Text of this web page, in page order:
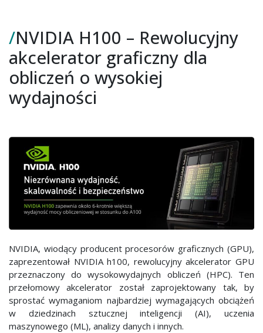
–
Rewolucyjny
akcelerator
graficzny
dla
obliczeń
/NVIDIA H100 – Rewolucyjny
akcelerator graficzny dla
obliczeń o wysokiej
wydajności
NVIDIA, wiodący producent procesorów graficznych (GPU),
zaprezentował NVIDIA h100, rewolucyjny akcelerator GPU
przeznaczony do wysokowydajnych obliczeń (HPC). Ten
przełomowy akcelerator został zaprojektowany tak, by
sprostać wymaganiom najbardziej wymagających obciążeń
w dziedzinach sztucznej inteligencji (AI), uczenia
maszynowego (ML), analizy danych i innych.